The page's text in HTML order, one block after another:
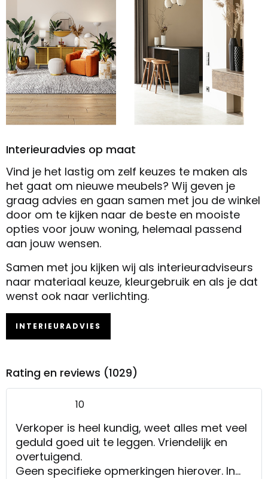
Interieuradvies op maat
Vind je het lastig om zelf keuzes te maken als
het gaat om nieuwe meubels? Wij geven je
graag advies en gaan samen met jou de winkel
door om te kijken naar de beste en mooiste
opties voor jouw woning, helemaal passend
aan jouw wensen.
Samen met jou kijken wij als interieuradviseurs
naar materiaal keuze, kleurgebruik en als je dat
wenst ook naar verlichting.
INTERIEURADVIES
Rating en reviews (1029)
10
Verkoper is heel kundig, weet alles met veel
geduld goed uit te leggen. Vriendelijk en
overtuigend.
Geen specifieke opmerkingen hierover. In